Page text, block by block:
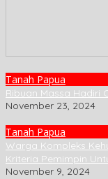
Tanah Papua
Ribuan Massa Hadiri
November 23, 2024
Tanah Papua
Warga Kompleks
Kriteria Pemimpin
November 9, 2024